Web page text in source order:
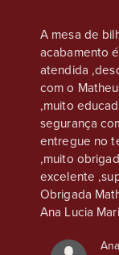
A mesa de
acabamento
atendida
com o
,muito
segurança
entregue no
,muito
excelente
Obrigada
Ana Lucia